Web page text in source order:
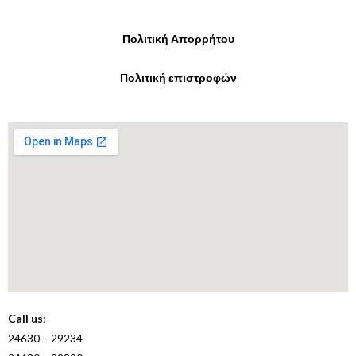
Πολιτική Απορρήτου
Πολιτική επιστροφών
Call us:
24630 – 29234